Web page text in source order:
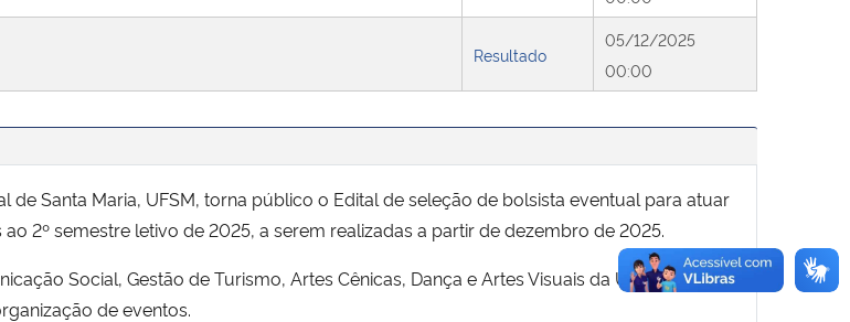
Resultado
05/12/2025
00:00
de Santa Maria, UFSM, torna público o Edital de seleção de bolsista eventual para atuar
2º semestre letivo de 2025, a serem realizadas a partir de dezembro de 2025.
Social, Gestão de Turismo, Artes Cênicas, Dança e Artes Visuais da UFSM, e/ou
de eventos.